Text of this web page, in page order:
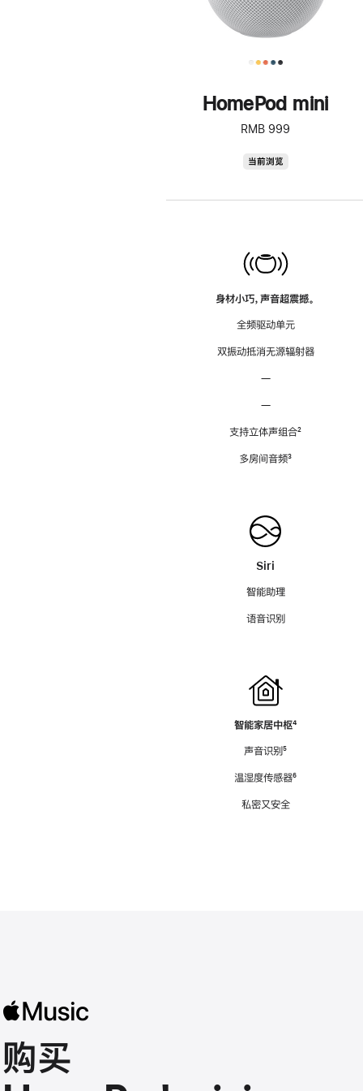
HomePod mini
RMB 999
当前浏览
身材小巧，声音超震撼。
全频驱动单元
双振动抵消无源辐射器
—
—
支持立体声组合脚
²
多房间音频脚
³
Siri
智能助理
语音识别
智能家居中枢脚
⁴
声音识别脚
⁵
温湿度传感器脚
⁶
私密又安全
购买